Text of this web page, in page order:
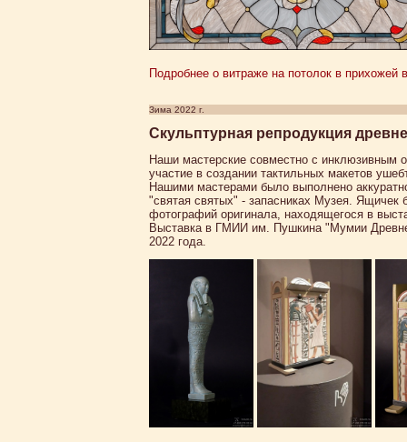
Подробнее о витраже на потолок в прихожей
Зима 2022 г.
Скульптурная репродукция
Наши мастерские совместно с инклюзивным
участие в создании тактильных макетов
Нашими мастерами было выполнено
"святая святых" - запасниках Музея.
фотографий оригинала, находящегося в
Выставка в ГМИИ им. Пушкина "Мумии
2022 года.